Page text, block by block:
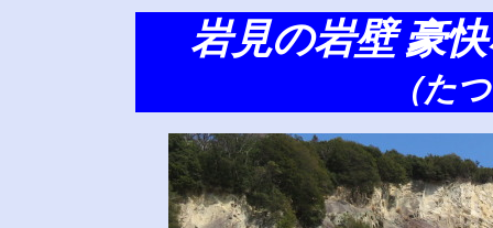
岩見の岩壁 豪
（た